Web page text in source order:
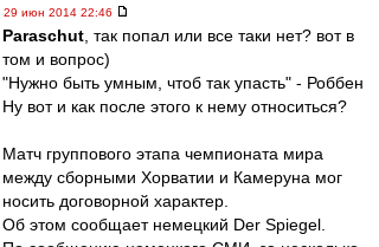
29 июн 2014 22:46
Paraschut , так попал или все таки нет? вот в
том и вопрос)
"Нужно быть умным, чтоб так упасть" - Роббен
Ну вот и как после этого к нему относиться?
Матч группового этапа чемпионата мира
между сборными Хорватии и Камеруна мог
носить договорной характер.
Об этом сообщает немецкий Der Spiegel.